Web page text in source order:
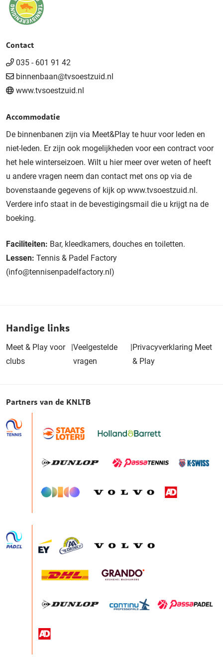
Contact
035 - 601 91 42
binnenbaan@tvsoestzuid.nl
www.tvsoestzuid.nl
Accommodatie
De binnenbanen zijn via Meet&Play te huur voor leden en
niet-leden. Er zijn ook mogelijkheden voor een contract voor
het hele winterseizoen. Wilt u hier meer over weten of heeft
u andere vragen neem dan contact met ons op via de
bovenstaande gegevens of kijk op www.tvsoestzuid.nl.
Verdere info staat in de bevestigingsmail die u krijgt na de
boeking.
Faciliteiten: Bar, kleedkamers, douches en toiletten.
Lessen: Tennis & Padel Factory
(info@tennisenpadelfactory.nl)
Handige links
Meet & Play voor
clubs
|Veelgestelde
vragen
|Privacyverklaring Meet
& Play
Partners van de KNLTB